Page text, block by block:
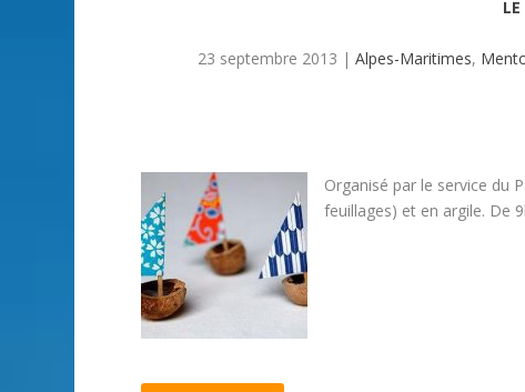
LE
23 septembre 2013 |Alpes-Maritimes,
Organisé par le service du
feuillages) et en argile. De